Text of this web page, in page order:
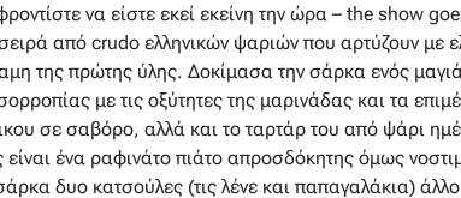
να είστε εκεί εκείνη την ώρα – the show
από crudo ελληνικών ψαριών που αρτύζουν με
της πρώτης ύλης. Δοκίμασα την σάρκα ενός
με τις οξύτητες της μαρινάδας και τα
σε σαβόρο, αλλά και το ταρτάρ του από ψάρι
ένα ραφινάτο πιάτο απροσδόκητης όμως
δυο κατσούλες (τις λένε και παπαγαλάκια)